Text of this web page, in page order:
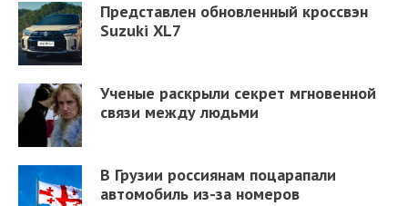
Представлен обновленный кроссвэн
Suzuki XL7
Ученые раскрыли секрет мгновенной
связи между людьми
В Грузии россиянам поцарапали
автомобиль из-за номеров